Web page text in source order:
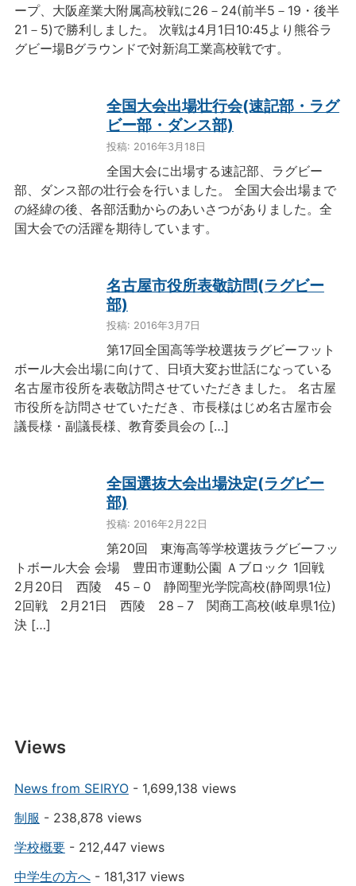
ープ、大阪産業大附属高校戦に26－24(前半5－19・後半
21－5)で勝利しました。 次戦は4月1日10:45より熊谷ラ
グビー場Bグラウンドで対新潟工業高校戦です。
全国大会出場壮行会(速記部・ラグ
ビー部・ダンス部)
投稿: 2016年3月18日
全国大会に出場する速記部、ラグビー
部、ダンス部の壮行会を行いました。 全国大会出場まで
の経緯の後、各部活動からのあいさつがありました。全
国大会での活躍を期待しています。
名古屋市役所表敬訪問(ラグビー
部)
投稿: 2016年3月7日
第17回全国高等学校選抜ラグビーフット
ボール大会出場に向けて、日頃大変お世話になっている
名古屋市役所を表敬訪問させていただきました。 名古屋
市役所を訪問させていただき、市長様はじめ名古屋市会
議長様・副議長様、教育委員会の […]
全国選抜大会出場決定(ラグビー
部)
投稿: 2016年2月22日
第20回 東海高等学校選抜ラグビーフッ
トボール大会 会場 豊田市運動公園 Ａブロック 1回戦
2月20日 西陵 45－0 静岡聖光学院高校(静岡県1位)
2回戦 2月21日 西陵 28－7 関商工高校(岐阜県1位)
決 […]
Views
News from SEIRYO- 1,699,138 views
制服 - 238,878 views
学校概要- 212,447 views
中学生の方へ- 181,317 views